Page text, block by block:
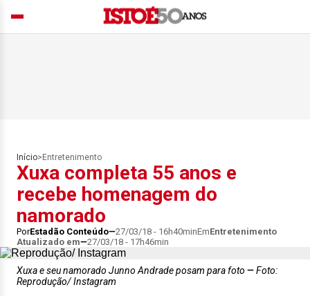
Início> Entretenimento
Xuxa completa 55 anos e
recebe homenagem do
namorado
PorEstadão Conteúdo 27/03/18 - 16h40minEmEntretenimento
Atualizado em
27/03/18 - 17h46min
Xuxa e seu namorado Junno Andrade posam para foto
Foto:
Reprodução/ Instagram